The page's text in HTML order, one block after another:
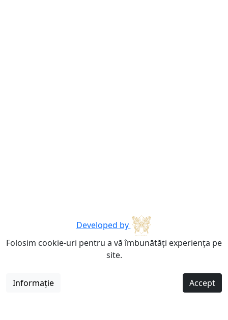
Developed by
Folosim cookie-uri pentru a vă îmbunătăți experiența pe
site.
Informație Accept